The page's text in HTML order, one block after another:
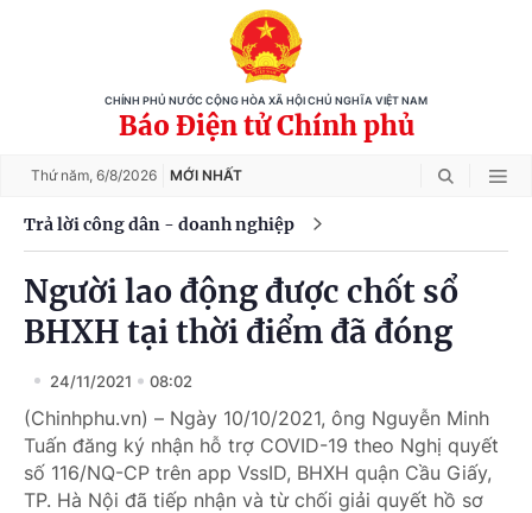
CHÍNH PHỦ NƯỚC CỘNG HÒA XÃ HỘI CHỦ NGHĨA VIỆT NAM
Báo Điện tử Chính phủ
Thứ năm, 6/8/2026 MỚI NHẤT
Trả lời công dân - doanh nghiệp
Người lao động được chốt sổ
BHXH tại thời điểm đã đóng
24/11/2021 08:02
(Chinhphu.vn) – Ngày 10/10/2021, ông Nguyễn Minh
Tuấn đăng ký nhận hỗ trợ COVID-19 theo Nghị quyết
số 116/NQ-CP trên app VssID, BHXH quận Cầu Giấy,
TP. Hà Nội đã tiếp nhận và từ chối giải quyết hồ sơ